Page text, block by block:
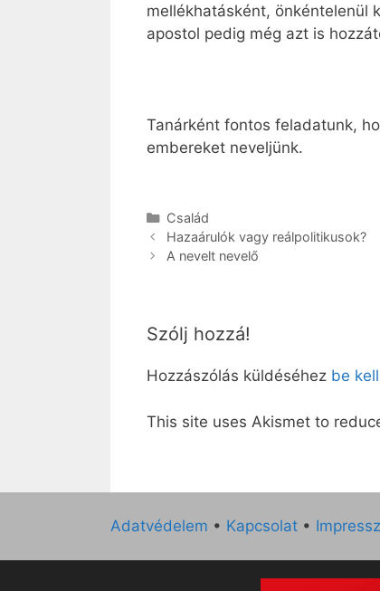
mellékhatásként, önkéntelenül
apostol pedig még azt is
Tanárként fontos feladatunk,
embereket neveljünk.
Kategória
Család
Hazaárulók vagy reálpolitikusok?
A nevelt nevelő
Szólj hozzá!
Hozzászólás küldéséhez be
This site uses Akismet to
Adatvédelem • Kapcsolat •